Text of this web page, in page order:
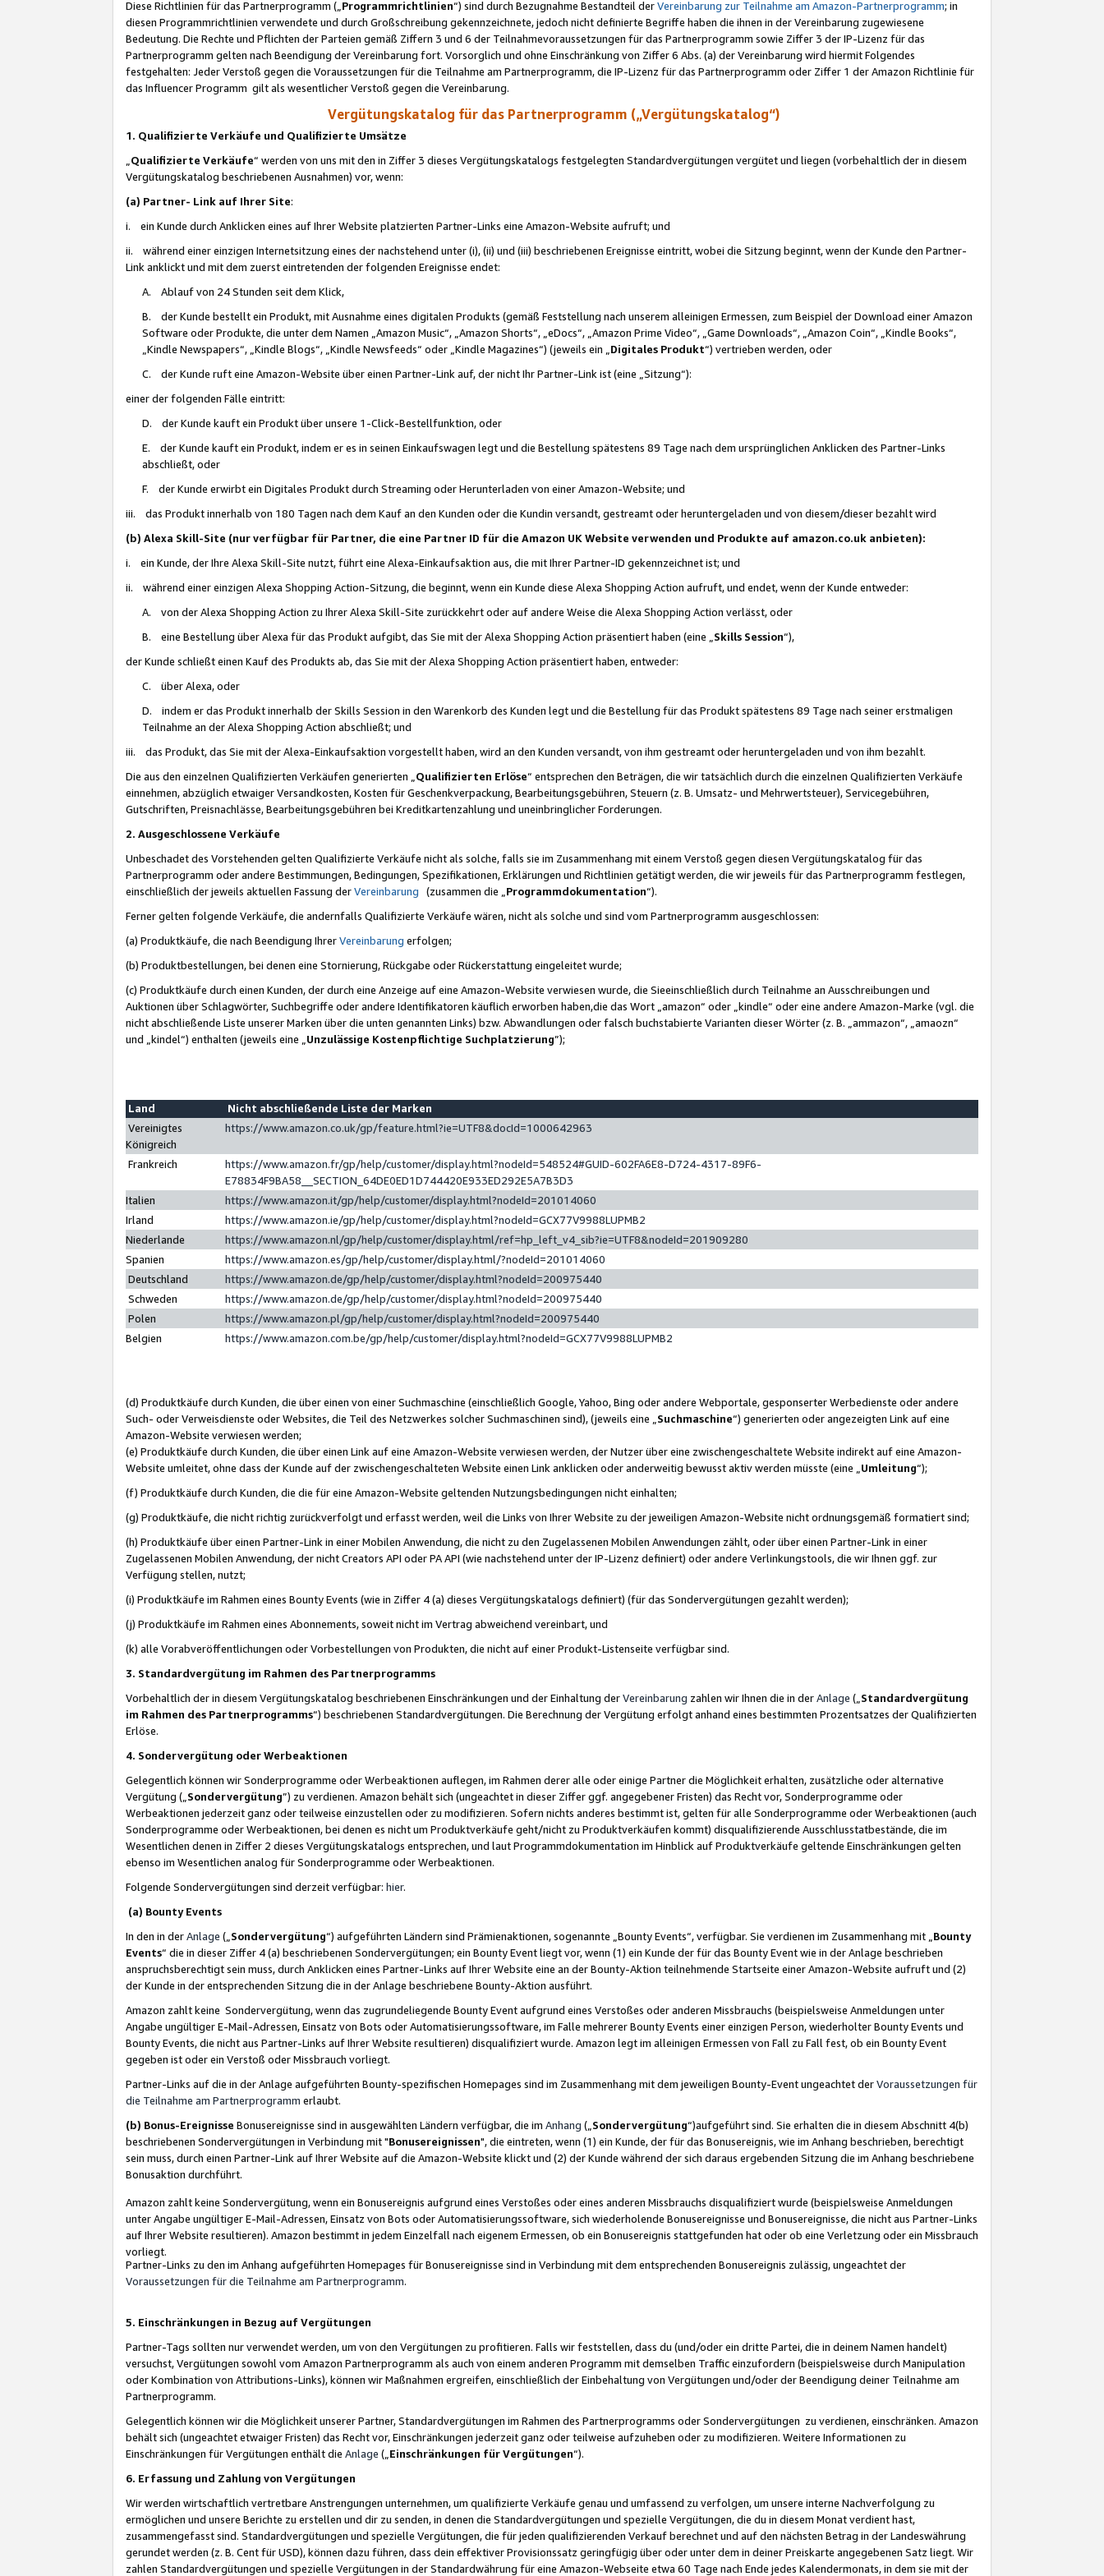
Diese Richtlinien für das Partnerprogramm („Programmrichtlinien“) sind durch Bezugnahme Bestandteil derVereinbarung zur Teilnahme am Amazon-Partnerprogramm; in
diesen Programmrichtlinien verwendete und durch Großschreibung gekennzeichnete, jedoch nicht definierte Begriffe haben die ihnen in der Vereinbarung zugewiesene
Bedeutung. Die Rechte und Pflichten der Parteien gemäß Ziffern 3 und 6 der Teilnahmevoraussetzungen für das Partnerprogramm sowie Ziffer 3 der IP-Lizenz für das
Partnerprogramm gelten nach Beendigung der Vereinbarung fort. Vorsorglich und ohne Einschränkung von Ziffer 6 Abs. (a) der Vereinbarung wird hiermit Folgendes
festgehalten: Jeder Verstoß gegen die Voraussetzungen für die Teilnahme am Partnerprogramm, die IP-Lizenz für das Partnerprogramm oder Ziffer 1 der Amazon Richtlinie für
das Influencer Programm gilt als wesentlicher Verstoß gegen die Vereinbarung.
Vergütungskatalog für das Partnerprogramm („Vergütungskatalog“)
1. Qualifizierte Verkäufe und Qualifizierte Umsätze
Qualifizierte Verkäufe“ werden von uns mit den in Ziffer 3 dieses Vergütungskatalogs festgelegten Standardvergütungen vergütet und liegen (vorbehaltlich der in diesem
Vergütungskatalog beschriebenen Ausnahmen) vor, wenn:
(a) Partner- Link auf Ihrer Site:
i. ein Kunde durch Anklicken eines auf Ihrer Website platzierten Partner-Links eine Amazon-Website aufruft; und
ii. während einer einzigen Internetsitzung eines der nachstehend unter (i), (ii) und (iii) beschriebenen Ereignisse eintritt, wobei die Sitzung beginnt, wenn der Kunde den Partner-
Link anklickt und mit dem zuerst eintretenden der folgenden Ereignisse endet:
A. Ablauf von 24 Stunden seit dem Klick,
B. der Kunde bestellt ein Produkt, mit Ausnahme eines digitalen Produkts (gemäß Feststellung nach unserem alleinigen Ermessen, zum Beispiel der Download einer Amazon
Software oder Produkte, die unter dem Namen „Amazon Music“, „Amazon Shorts“, „eDocs“, „Amazon Prime Video“, „Game Downloads“, „Amazon Coin“, „Kindle Books“,
„Kindle Newspapers“, „Kindle Blogs“, „Kindle Newsfeeds“ oder „Kindle Magazines“) (jeweils ein „ Digitales Produkt“) vertrieben werden, oder
C. der Kunde ruft eine Amazon-Website über einen Partner-Link auf, der nicht Ihr Partner-Link ist (eine „Sitzung“):
einer der folgenden Fälle eintritt:
D. der Kunde kauft ein Produkt über unsere 1-Click-Bestellfunktion, oder
E. der Kunde kauft ein Produkt, indem er es in seinen Einkaufswagen legt und die Bestellung spätestens 89 Tage nach dem ursprünglichen Anklicken des Partner-Links
abschließt, oder
F. der Kunde erwirbt ein Digitales Produkt durch Streaming oder Herunterladen von einer Amazon-Website; und
iii. das Produkt innerhalb von 180 Tagen nach dem Kauf an den Kunden oder die Kundin versandt, gestreamt oder heruntergeladen und von diesem/dieser bezahlt wird
(b) Alexa Skill-Site (nur verfügbar für Partner, die eine Partner ID für die Amazon UK Website verwenden und Produkte auf amazon.co.uk anbieten):
i. ein Kunde, der Ihre Alexa Skill-Site nutzt, führt eine Alexa-Einkaufsaktion aus, die mit Ihrer Partner-ID gekennzeichnet ist; und
ii. während einer einzigen Alexa Shopping Action-Sitzung, die beginnt, wenn ein Kunde diese Alexa Shopping Action aufruft, und endet, wenn der Kunde entweder:
A. von der Alexa Shopping Action zu Ihrer Alexa Skill-Site zurückkehrt oder auf andere Weise die Alexa Shopping Action verlässt, oder
B. eine Bestellung über Alexa für das Produkt aufgibt, das Sie mit der Alexa Shopping Action präsentiert haben (eine „ Skills Session“),
der Kunde schließt einen Kauf des Produkts ab, das Sie mit der Alexa Shopping Action präsentiert haben, entweder:
C. über Alexa, oder
D. indem er das Produkt innerhalb der Skills Session in den Warenkorb des Kunden legt und die Bestellung für das Produkt spätestens 89 Tage nach seiner erstmaligen
Teilnahme an der Alexa Shopping Action abschließt; und
iii. das Produkt, das Sie mit der Alexa-Einkaufsaktion vorgestellt haben, wird an den Kunden versandt, von ihm gestreamt oder heruntergeladen und von ihm bezahlt.
Die aus den einzelnen Qualifizierten Verkäufen generierten „ Qualifizierten Erlöse“ entsprechen den Beträgen, die wir tatsächlich durch die einzelnen Qualifizierten Verkäufe
einnehmen, abzüglich etwaiger Versandkosten, Kosten für Geschenkverpackung, Bearbeitungsgebühren, Steuern (z. B. Umsatz- und Mehrwertsteuer), Servicegebühren,
Gutschriften, Preisnachlässe, Bearbeitungsgebühren bei Kreditkartenzahlung und uneinbringlicher Forderungen.
2. Ausgeschlossene Verkäufe
Unbeschadet des Vorstehenden gelten Qualifizierte Verkäufe nicht als solche, falls sie im Zusammenhang mit einem Verstoß gegen diesen Vergütungskatalog für das
Partnerprogramm oder andere Bestimmungen, Bedingungen, Spezifikationen, Erklärungen und Richtlinien getätigt werden, die wir jeweils für das Partnerprogramm festlegen,
einschließlich der jeweils aktuellen Fassung derVereinbarung (zusammen die „ Programmdokumentation“).
Ferner gelten folgende Verkäufe, die andernfalls Qualifizierte Verkäufe wären, nicht als solche und sind vom Partnerprogramm ausgeschlossen:
(a) Produktkäufe, die nach Beendigung IhrerVereinbarung erfolgen;
(b) Produktbestellungen, bei denen eine Stornierung, Rückgabe oder Rückerstattung eingeleitet wurde;
(c) Produktkäufe durch einen Kunden, der durch eine Anzeige auf eine Amazon-Website verwiesen wurde, die Sieeinschließlich durch Teilnahme an Ausschreibungen und
Auktionen über Schlagwörter, Suchbegriffe oder andere Identifikatoren käuflich erworben haben,die das Wort „amazon“ oder „kindle“ oder eine andere Amazon-Marke (vgl. die
nicht abschließende Liste unserer Marken über die unten genannten Links) bzw. Abwandlungen oder falsch buchstabierte Varianten dieser Wörter (z. B. „ammazon“, „amaozn“
und „kindel“) enthalten (jeweils eine „ Unzulässige Kostenpflichtige Suchplatzierung”);
Land
Nicht abschließende Liste der Marken
Vereinigtes
Königreich
https://www.amazon.co.uk/gp/feature.html?ie=UTF8&docId=1000642963
Frankreich
https://www.amazon.fr/gp/help/customer/display.html?nodeId=548524#GUID-602FA6E8-D724-4317-89F6-
E78834F9BA58__SECTION_64DE0ED1D744420E933ED292E5A7B3D3
Italien
https://www.amazon.it/gp/help/customer/display.html?nodeId=201014060
Irland
https://www.amazon.ie/gp/help/customer/display.html?nodeId=GCX77V9988LUPMB2
Niederlande
https://www.amazon.nl/gp/help/customer/display.html/ref=hp_left_v4_sib?ie=UTF8&nodeId=201909280
Spanien
https://www.amazon.es/gp/help/customer/display.html/?nodeId=201014060
Deutschland
https://www.amazon.de/gp/help/customer/display.html?nodeId=200975440
Schweden
https://www.amazon.de/gp/help/customer/display.html?nodeId=200975440
Polen
https://www.amazon.pl/gp/help/customer/display.html?nodeId=200975440
Belgien
https://www.amazon.com.be/gp/help/customer/display.html?nodeId=GCX77V9988LUPMB2
(d) Produktkäufe durch Kunden, die über einen von einer Suchmaschine (einschließlich Google, Yahoo, Bing oder andere Webportale, gesponserter Werbedienste oder andere
Such- oder Verweisdienste oder Websites, die Teil des Netzwerkes solcher Suchmaschinen sind), (jeweils eine „ Suchmaschine“) generierten oder angezeigten Link auf eine
Amazon-Website verwiesen werden;
(e) Produktkäufe durch Kunden, die über einen Link auf eine Amazon-Website verwiesen werden, der Nutzer über eine zwischengeschaltete Website indirekt auf eine Amazon-
Website umleitet, ohne dass der Kunde auf der zwischengeschalteten Website einen Link anklicken oder anderweitig bewusst aktiv werden müsste (eine „ Umleitung“);
(f) Produktkäufe durch Kunden, die die für eine Amazon-Website geltenden Nutzungsbedingungen nicht einhalten;
(g) Produktkäufe, die nicht richtig zurückverfolgt und erfasst werden, weil die Links von Ihrer Website zu der jeweiligen Amazon-Website nicht ordnungsgemäß formatiert sind;
(h) Produktkäufe über einen Partner-Link in einer Mobilen Anwendung, die nicht zu den Zugelassenen Mobilen Anwendungen zählt, oder über einen Partner-Link in einer
Zugelassenen Mobilen Anwendung, der nicht Creators API oder PA API (wie nachstehend unter der IP-Lizenz definiert) oder andere Verlinkungstools, die wir Ihnen ggf. zur
Verfügung stellen, nutzt;
(i) Produktkäufe im Rahmen eines Bounty Events (wie in Ziffer 4 (a) dieses Vergütungskatalogs definiert) (für das Sondervergütungen gezahlt werden);
(j) Produktkäufe im Rahmen eines Abonnements, soweit nicht im Vertrag abweichend vereinbart, und
(k) alle Vorabveröffentlichungen oder Vorbestellungen von Produkten, die nicht auf einer Produkt-Listenseite verfügbar sind.
3. Standardvergütung im Rahmen des Partnerprogramms
Vorbehaltlich der in diesem Vergütungskatalog beschriebenen Einschränkungen und der Einhaltung derVereinbarung zahlen wir Ihnen die in derAnlage („ Standardvergütung
im Rahmen des Partnerprogramms“) beschriebenen Standardvergütungen. Die Berechnung der Vergütung erfolgt anhand eines bestimmten Prozentsatzes der Qualifizierten
Erlöse.
4. Sondervergütung oder Werbeaktionen
Gelegentlich können wir Sonderprogramme oder Werbeaktionen auflegen, im Rahmen derer alle oder einige Partner die Möglichkeit erhalten, zusätzliche oder alternative
Vergütung („ Sondervergütung”) zu verdienen. Amazon behält sich (ungeachtet in dieser Ziffer ggf. angegebener Fristen) das Recht vor, Sonderprogramme oder
Werbeaktionen jederzeit ganz oder teilweise einzustellen oder zu modifizieren. Sofern nichts anderes bestimmt ist, gelten für alle Sonderprogramme oder Werbeaktionen (auch
Sonderprogramme oder Werbeaktionen, bei denen es nicht um Produktverkäufe geht/nicht zu Produktverkäufen kommt) disqualifizierende Ausschlusstatbestände, die im
Wesentlichen denen in Ziffer 2 dieses Vergütungskatalogs entsprechen, und laut Programmdokumentation im Hinblick auf Produktverkäufe geltende Einschränkungen gelten
ebenso im Wesentlichen analog für Sonderprogramme oder Werbeaktionen.
Folgende Sondervergütungen sind derzeit verfügbar: hier.
(a) Bounty Events
In den in derAnlage („ Sondervergütung“) aufgeführten Ländern sind Prämienaktionen, sogenannte „Bounty Events“, verfügbar. Sie verdienen im Zusammenhang mit „ Bounty
Events“ die in dieser Ziffer 4 (a) beschriebenen Sondervergütungen; ein Bounty Event liegt vor, wenn (1) ein Kunde der für das Bounty Event wie in der Anlage beschrieben
anspruchsberechtigt sein muss, durch Anklicken eines Partner-Links auf Ihrer Website eine an der Bounty-Aktion teilnehmende Startseite einer Amazon-Website aufruft und (2)
der Kunde in der entsprechenden Sitzung die in der Anlage beschriebene Bounty-Aktion ausführt.
Amazon zahlt keine Sondervergütung, wenn das zugrundeliegende Bounty Event aufgrund eines Verstoßes oder anderen Missbrauchs (beispielsweise Anmeldungen unter
Angabe ungültiger E-Mail-Adressen, Einsatz von Bots oder Automatisierungssoftware, im Falle mehrerer Bounty Events einer einzigen Person, wiederholter Bounty Events und
Bounty Events, die nicht aus Partner-Links auf Ihrer Website resultieren) disqualifiziert wurde. Amazon legt im alleinigen Ermessen von Fall zu Fall fest, ob ein Bounty Event
gegeben ist oder ein Verstoß oder Missbrauch vorliegt.
Partner-Links auf die in der Anlage aufgeführten Bounty-spezifischen Homepages sind im Zusammenhang mit dem jeweiligen Bounty-Event ungeachtet derVoraussetzungen für
die Teilnahme am Partnerprogramm erlaubt.
(b) Bonus-Ereignisse Bonusereignisse sind in ausgewählten Ländern verfügbar, die im Anhang („ Sondervergütung“)aufgeführt sind. Sie erhalten die in diesem Abschnitt 4(b)
beschriebenen Sondervergütungen in Verbindung mit "Bonusereignissen", die eintreten, wenn (1) ein Kunde, der für das Bonusereignis, wie im Anhang beschrieben, berechtigt
sein muss, durch einen Partner-Link auf Ihrer Website auf die Amazon-Website klickt und (2) der Kunde während der sich daraus ergebenden Sitzung die im Anhang beschriebene
Bonusaktion durchführt.
Amazon zahlt keine Sondervergütung, wenn ein Bonusereignis aufgrund eines Verstoßes oder eines anderen Missbrauchs disqualifiziert wurde (beispielsweise Anmeldungen
unter Angabe ungültiger E-Mail-Adressen, Einsatz von Bots oder Automatisierungssoftware, sich wiederholende Bonusereignisse und Bonusereignisse, die nicht aus Partner-Links
auf Ihrer Website resultieren). Amazon bestimmt in jedem Einzelfall nach eigenem Ermessen, ob ein Bonusereignis stattgefunden hat oder ob eine Verletzung oder ein Missbrauch
vorliegt.
Partner-Links zu den im Anhang aufgeführten Homepages für Bonusereignisse sind in Verbindung mit dem entsprechenden Bonusereignis zulässig, ungeachtet der
Voraussetzungen für die Teilnahme am Partnerprogramm.
5. Einschränkungen in Bezug auf Vergütungen
Partner-Tags sollten nur verwendet werden, um von den Vergütungen zu profitieren. Falls wir feststellen, dass du (und/oder ein dritte Partei, die in deinem Namen handelt)
versuchst, Vergütungen sowohl vom Amazon Partnerprogramm als auch von einem anderen Programm mit demselben Traffic einzufordern (beispielsweise durch Manipulation
oder Kombination von Attributions-Links), können wir Maßnahmen ergreifen, einschließlich der Einbehaltung von Vergütungen und/oder der Beendigung deiner Teilnahme am
Partnerprogramm.
Gelegentlich können wir die Möglichkeit unserer Partner, Standardvergütungen im Rahmen des Partnerprogramms oder Sondervergütungen zu verdienen, einschränken. Amazon
behält sich (ungeachtet etwaiger Fristen) das Recht vor, Einschränkungen jederzeit ganz oder teilweise aufzuheben oder zu modifizieren. Weitere Informationen zu
Einschränkungen für Vergütungen enthält die Anlage („ Einschränkungen für Vergütungen“).
6. Erfassung und Zahlung von Vergütungen
Wir werden wirtschaftlich vertretbare Anstrengungen unternehmen, um qualifizierte Verkäufe genau und umfassend zu verfolgen, um unsere interne Nachverfolgung zu
ermöglichen und unsere Berichte zu erstellen und dir zu senden, in denen die Standardvergütungen und spezielle Vergütungen, die du in diesem Monat verdient hast,
zusammengefasst sind. Standardvergütungen und spezielle Vergütungen, die für jeden qualifizierenden Verkauf berechnet und auf den nächsten Betrag in der Landeswährung
gerundet werden (z. B. Cent für USD), können dazu führen, dass dein effektiver Provisionssatz geringfügig über oder unter dem in deiner Preiskarte angegebenen Satz liegt. Wir
zahlen Standardvergütungen und spezielle Vergütungen in der Standardwährung für eine Amazon-Webseite etwa 60 Tage nach Ende jedes Kalendermonats, in dem sie mit der